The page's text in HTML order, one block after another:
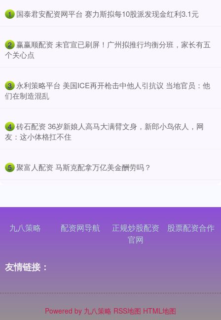
1 ​国泰君安配资网平台 赛力斯拟每10股派发现金红利3.1元
2 ​赢赢顺配资 未官宣已刷屏！广州拟推行均衡分班，家长有五
个关心点
3 ​永利策略平台 美国ICE再开枪击中他人引抗议 当地官员：他
们在制造混乱
4 ​砖石配资 36岁新娘人高马大满臂文身，新郎小鸟依人，网
友：这小体格扛不住
5 ​聚富人配资 马斯克配拿万亿美金酬劳吗？
九八策略 配资网导航
正规炒股配资
官网
股票配资合作
友情链接：
Powered by 九八策略 RSS地图 HTML地图